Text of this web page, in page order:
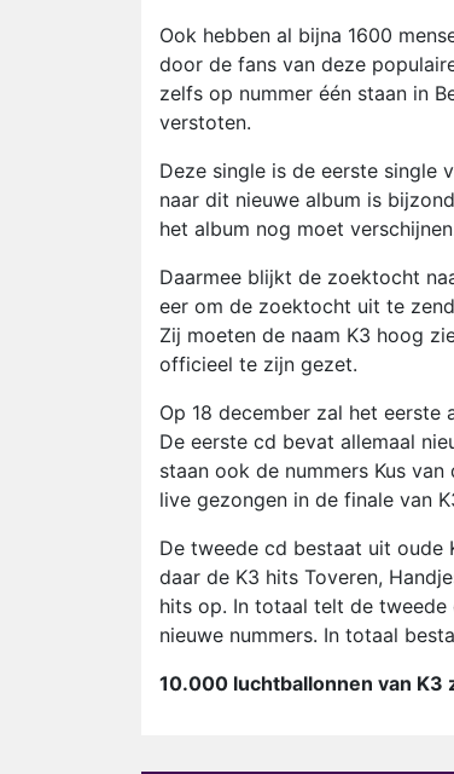
Ook hebben al bijna 1600
door de fans van deze
zelfs op nummer één staan in
verstoten.
Deze single is de eerste single
naar dit nieuwe album is
het album nog moet
Daarmee blijkt de zoektocht
eer om de zoektocht uit te
Zij moeten de naam K3 hoog
officieel te zijn gezet.
Op 18 december zal het eerste
De eerste cd bevat allemaal
staan ook de nummers Kus
live gezongen in de finale van
De tweede cd bestaat uit oude
daar de K3 hits Toveren,
hits op. In totaal telt de
nieuwe nummers. In totaal
10.000 luchtballonnen van K3